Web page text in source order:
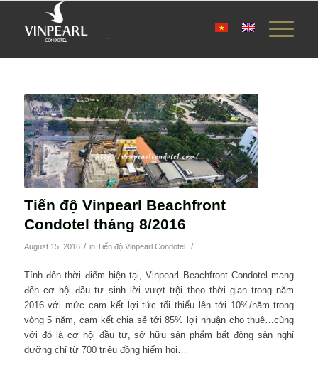
Tiến độ Vinpearl Beachfront
Condotel tháng 8/2016
August 15, 2016 / in Tiến độ Vinpearl Condotel /
Tính đến thời điểm hiện tại, Vinpearl Beachfront Condotel mang
đến cơ hội đầu tư sinh lời vượt trội theo thời gian trong năm
2016 với mức cam kết lợi tức tối thiểu lên tới 10%/năm trong
vòng 5 năm, cam kết chia sẻ tới 85% lợi nhuận cho thuê…cùng
với đó là cơ hội đầu tư, sở hữu sản phẩm bất động sản nghỉ
dưỡng chỉ từ 700 triệu đồng hiếm hoi…